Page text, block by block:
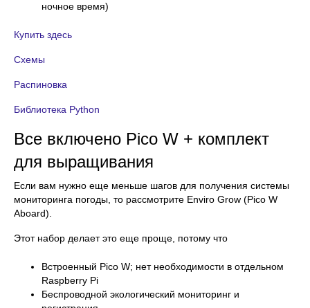
ночное время)
Купить здесь
Схемы
Распиновка
Библиотека Python
Все включено Pico W + комплект
для выращивания
Если вам нужно еще меньше шагов для получения системы
мониторинга погоды, то рассмотрите Enviro Grow (Pico W
Aboard).
Этот набор делает это еще проще, потому что
Встроенный Pico W; нет необходимости в отдельном
Raspberry Pi
Беспроводной экологический мониторинг и